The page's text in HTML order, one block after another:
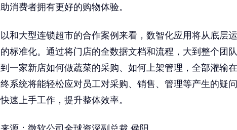
助消费者拥有更好的购物体验。
以和大型连锁超市的合作案例来看，数智化应用将从底层
的标准化。通过将门店的全数据文档和流程，大到整个团
到一家新店如何做蔬菜的采购、如何上架管理，全部灌输
终系统将能轻松应对员工对采购、销售、管理等产生的疑
快速上手工作，提升整体效率。